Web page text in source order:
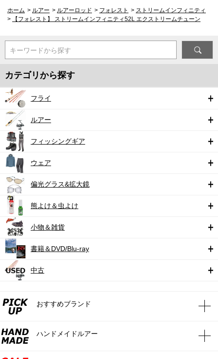
ホーム > ルアー > ルアーロッド > フォレスト > ストリームインフィニティ
>
【フォレスト】 ストリームインフィニティ52L エクストリームチューン
キーワードから探す
カテゴリから探す
フライ
ルアー
フィッシングギア
ウェア
偏光グラス&拡大鏡
熊よけ＆虫よけ
小物＆雑貨
書籍＆DVD/Blu-ray
中古
おすすめブランド
ハンドメイドルアー